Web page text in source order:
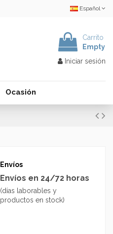
Español
Carrito
Empty
Iniciar sesión
Ocasión
Envíos
Envíos en 24/72 horas
(días laborables y
productos en stock)